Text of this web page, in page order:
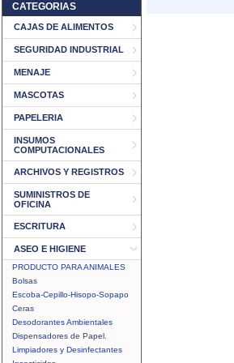
CATEGORIAS
CAJAS DE ALIMENTOS
SEGURIDAD INDUSTRIAL
MENAJE
MASCOTAS
PAPELERIA
INSUMOS
COMPUTACIONALES
ARCHIVOS Y REGISTROS
SUMINISTROS DE
OFICINA
ESCRITURA
ASEO E HIGIENE
PRODUCTO PARA ANIMALES
Bolsas
Escoba-Cepillo-Hisopo-Sopapo
Ceras
Desodorantes Ambientales
Dispensadores de Papel.
Limpiadores y Desinfectantes